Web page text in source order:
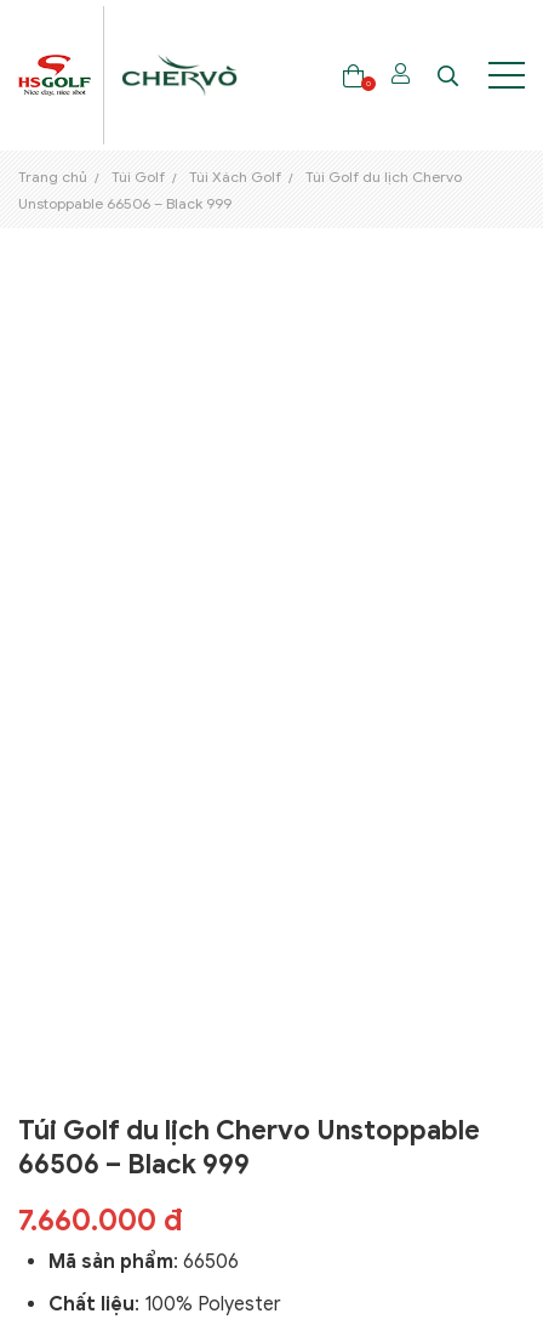
THƯƠNG HIỆU
0
Trang chủ Túi Golf Túi Xách Golf
Túi Golf du lịch Chervo
Unstoppable 66506 – Black 999
Túi Golf du lịch Chervo Unstoppable
66506 – Black 999
7.660.000 đ
Mã sản phẩm: 66506
Chất liệu: 100% Polyester